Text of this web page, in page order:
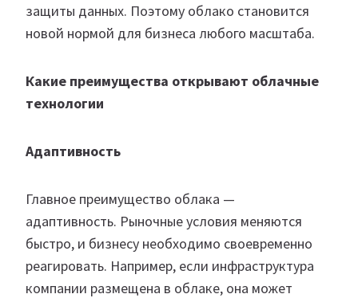
защиты данных. Поэтому облако становится
новой нормой для бизнеса любого масштаба.
Какие преимущества открывают облачные
технологии
Адаптивность
Главное преимущество облака —
адаптивность. Рыночные условия меняются
быстро, и бизнесу необходимо своевременно
реагировать. Например, если инфраструктура
компании размещена в облаке, она может